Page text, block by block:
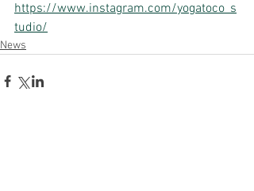
https://www.instagram.com/yogatoco_s
tudio/
News